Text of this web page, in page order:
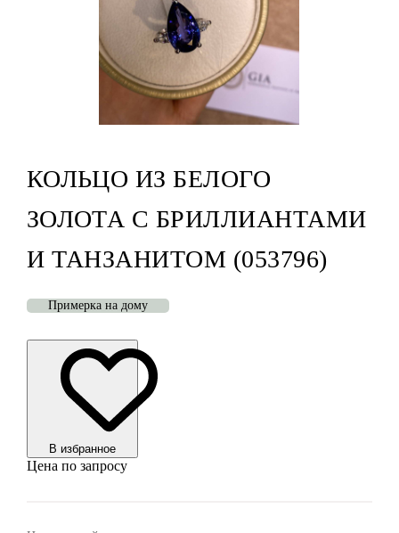
КОЛЬЦО ИЗ БЕЛОГО
ЗОЛОТА С БРИЛЛИАНТАМИ
И ТАНЗАНИТОМ (053796)
Примерка на дому
В избранноe
Цена по запросу